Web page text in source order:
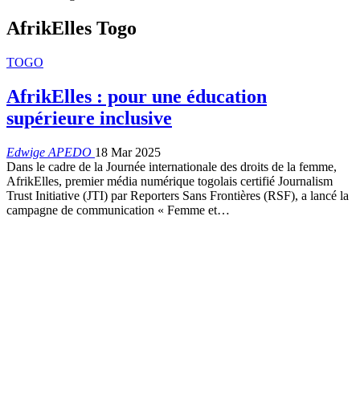
AfrikElles Togo
TOGO
AfrikElles : pour une éducation
supérieure inclusive
Edwige APEDO 18 Mar 2025
Dans le cadre de la Journée internationale des droits de la femme,
AfrikElles, premier média numérique togolais certifié Journalism
Trust Initiative (JTI) par Reporters Sans Frontières (RSF), a lancé la
campagne de communication « Femme et…